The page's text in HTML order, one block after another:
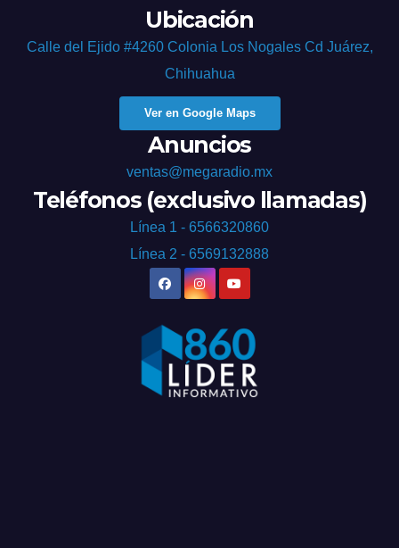
Ubicación
Calle del Ejido #4260 Colonia Los Nogales Cd Juárez,
Chihuahua
Ver en Google Maps
Anuncios
ventas@megaradio.mx
Teléfonos (exclusivo llamadas)
Línea 1 - 6566320860
Línea 2 - 6569132888